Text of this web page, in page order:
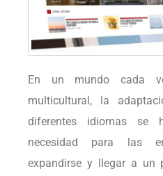
En un mundo cada
multicultural, la
diferentes idiomas se
necesidad para las
expandirse y llegar a un